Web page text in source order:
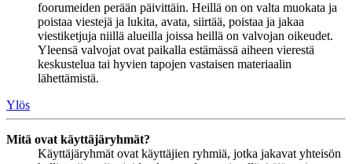
foorumeiden perään päivittäin. Heillä on on valta muokata ja
poistaa viestejä ja lukita, avata, siirtää, poistaa ja jakaa
viestiketjuja niillä alueilla joissa heillä on valvojan oikeudet.
Yleensä valvojat ovat paikalla estämässä aiheen vierestä
keskustelua tai hyvien tapojen vastaisen materiaalin
lähettämistä.
Ylös
Mitä ovat käyttäjäryhmät?
Käyttäjäryhmät ovat käyttäjien ryhmiä, jotka jakavat yhteisön